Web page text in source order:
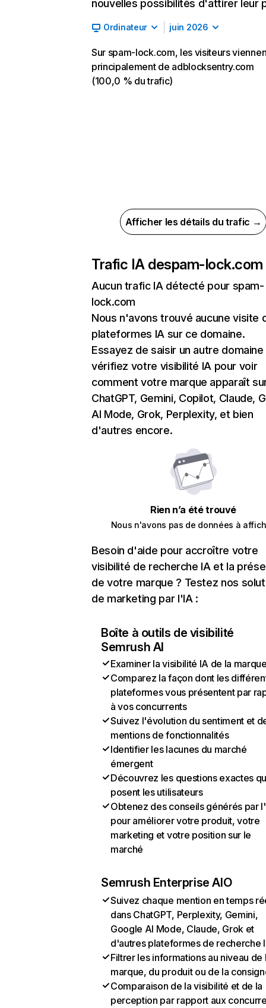
nouvelles possibilités d'attirer leur
Ordinateur juin 2026
Sur spam-lock.com, les visiteurs
principalement de adblocksentry.com
(100,0 % du trafic)
Afficher les détails du trafic →
Trafic IA despam-lock.com
Aucun trafic IA détecté pour spam-
lock.com
Nous n'avons trouvé aucune visite
plateformes IA sur ce domaine.
Essayez de saisir un autre domaine
vérifiez votre visibilité IA pour voir
comment votre marque apparaît
ChatGPT, Gemini, Copilot, Claude,
AI Mode, Grok, Perplexity, et bien
d'autres encore.
Rien n’a été trouvé
Nous n'avons pas de données à
Besoin d'aide pour accroître votre
visibilité de recherche IA et la
de votre marque ? Testez nos
de marketing par l'IA :
Boîte à outils de visibilité
Semrush AI
Examiner la visibilité IA de la
Comparez la façon dont les
plateformes vous présentent par
à vos concurrents
Suivez l'évolution du sentiment et
mentions de fonctionnalités
Identifier les lacunes du marché
émergent
Découvrez les questions exactes
posent les utilisateurs
Obtenez des conseils générés par
pour améliorer votre produit, votre
marketing et votre position sur le
marché
Semrush Enterprise AIO
Suivez chaque mention en temps
dans ChatGPT, Perplexity, Gemini,
Google AI Mode, Claude, Grok et
d'autres plateformes de recherche
Filtrer les informations au niveau de
marque, du produit ou de la
Comparaison de la visibilité et de la
perception par rapport aux